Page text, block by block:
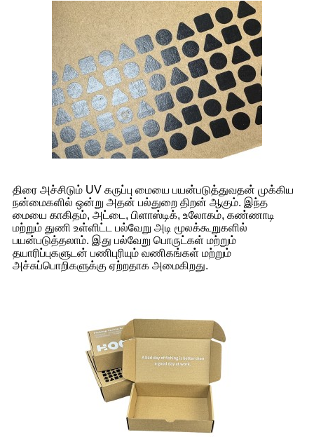
திரை அச்சிடும் UV கருப்பு மையை பயன்படுத்துவதன் முக்கிய
நன்மைகளில் ஒன்று அதன் பல்துறை திறன் ஆகும். இந்த
மையை காகிதம், அட்டை, பிளாஸ்டிக், உலோகம், கண்ணாடி
மற்றும் துணி உள்ளிட்ட பல்வேறு அடி மூலக்கூறுகளில்
பயன்படுத்தலாம். இது பல்வேறு பொருட்கள் மற்றும்
தயாரிப்புகளுடன் பணிபுரியும் வணிகங்கள் மற்றும்
அச்சுப்பொறிகளுக்கு ஏற்றதாக அமைகிறது.